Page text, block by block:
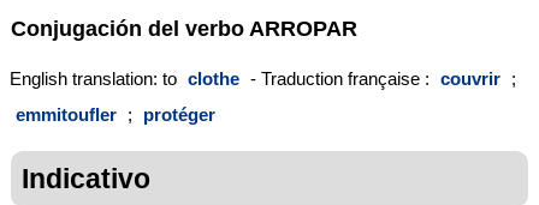
Conjugación del verbo ARROPAR
English translation: to clothe - Traduction française : couvrir ;
emmitoufler ; protéger
Indicativo